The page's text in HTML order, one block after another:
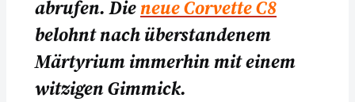
abrufen. Dieneue Corvette C8
belohnt nach überstandenem
Märtyrium immerhin mit einem
witzigen Gimmick.